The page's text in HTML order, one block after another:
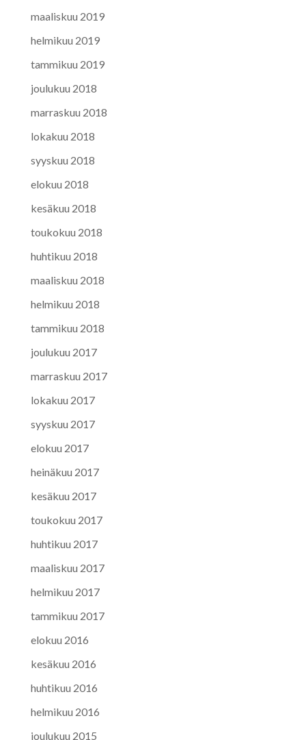
maaliskuu 2019
helmikuu 2019
tammikuu 2019
joulukuu 2018
marraskuu 2018
lokakuu 2018
syyskuu 2018
elokuu 2018
kesäkuu 2018
toukokuu 2018
huhtikuu 2018
maaliskuu 2018
helmikuu 2018
tammikuu 2018
joulukuu 2017
marraskuu 2017
lokakuu 2017
syyskuu 2017
elokuu 2017
heinäkuu 2017
kesäkuu 2017
toukokuu 2017
huhtikuu 2017
maaliskuu 2017
helmikuu 2017
tammikuu 2017
elokuu 2016
kesäkuu 2016
huhtikuu 2016
helmikuu 2016
joulukuu 2015